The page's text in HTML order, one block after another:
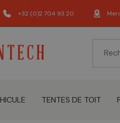
+32 (0)2 704 93 20
TENTES DE TOIT